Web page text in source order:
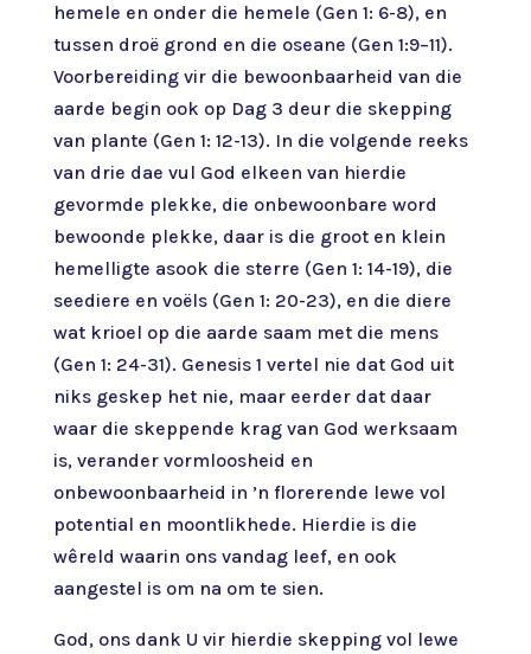
hemele en onder die hemele (Gen 1: 6-8), en
tussen droë grond en die oseane (Gen 1:9–11).
Voorbereiding vir die bewoonbaarheid van die
aarde begin ook op Dag 3 deur die skepping
van plante (Gen 1: 12-13). In die volgende reeks
van drie dae vul God elkeen van hierdie
gevormde plekke, die onbewoonbare word
bewoonde plekke, daar is die groot en klein
hemelligte asook die sterre (Gen 1: 14-19), die
seediere en voëls (Gen 1: 20-23), en die diere
wat krioel op die aarde saam met die mens
(Gen 1: 24-31). Genesis 1 vertel nie dat God uit
niks geskep het nie, maar eerder dat daar
waar die skeppende krag van God werksaam
is, verander vormloosheid en
onbewoonbaarheid in ’n florerende lewe vol
potential en moontlikhede. Hierdie is die
wêreld waarin ons vandag leef, en ook
aangestel is om na om te sien.
God, ons dank U vir hierdie skepping vol lewe